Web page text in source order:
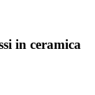
in ceramica